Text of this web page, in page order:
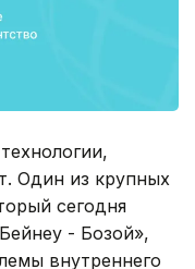
Один из крупных
сегодня
- Бозой»,
внутреннего